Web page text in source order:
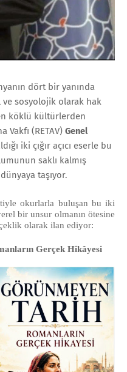
dört bir yanında
ve sosyolojik olarak hak
köklü kültürlerden
Vakfı (RETAV) Genel
iki çığır açıcı eserle bu
saklı kalmış
taşıyor.
okurlarla buluşan bu iki
bir unsur olmanın ötesine
olarak ilan ediyor:
Gerçek Hikâyesi